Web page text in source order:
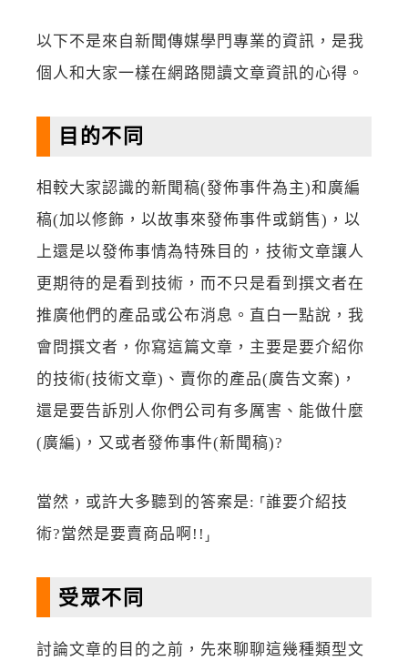
以下不是來自新聞傳媒學門專業的資訊，是我
個人和大家一樣在網路閱讀文章資訊的心得。
目的不同
相較大家認識的新聞稿(發佈事件為主)和廣編
稿(加以修飾，以故事來發佈事件或銷售)，以
上還是以發佈事情為特殊目的，技術文章讓人
更期待的是看到技術，而不只是看到撰文者在
推廣他們的產品或公布消息。直白一點說，我
會問撰文者，你寫這篇文章，主要是要介紹你
的技術(技術文章)、賣你的產品(廣告文案)，
還是要告訴別人你們公司有多厲害、能做什麼
(廣編)，又或者發佈事件(新聞稿)?
當然，或許大多聽到的答案是: ⸢誰要介紹技
術?當然是要賣商品啊!!⸥
受眾不同
討論文章的目的之前，先來聊聊這幾種類型文